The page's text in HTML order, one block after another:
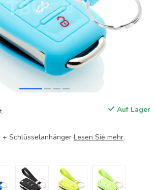
Auf Lager
Schlüsselanhänger Lesen Sie mehr.